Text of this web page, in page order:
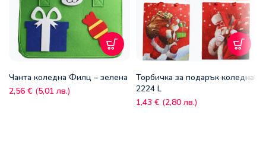
Чанта коледна Филц – зелена
2,56 € (5,01 лв.)
Торбичка за подарък коледна
2224 L
1,43 € (2,80 лв.)